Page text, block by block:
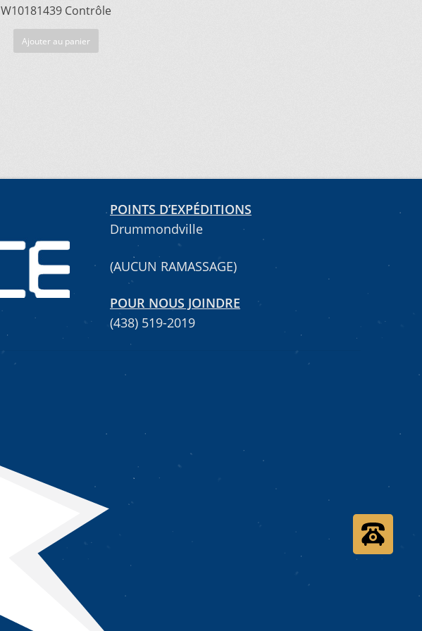
W10181439 Contrôle
Ajouter au panier
POINTS D’EXPÉDITIONS
Drummondville
(AUCUN RAMASSAGE)
POUR NOUS JOINDRE
(438) 519-2019